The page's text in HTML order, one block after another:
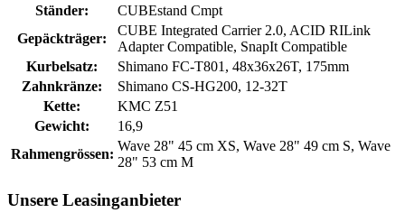
Ständer:
CUBEstand Cmpt
Gepäckträger:
CUBE Integrated Carrier 2.0, ACID RILink
Adapter Compatible, SnapIt Compatible
Kurbelsatz:
Shimano FC-T801, 48x36x26T, 175mm
Zahnkränze:
Shimano CS-HG200, 12-32T
Kette:
KMC Z51
Gewicht:
16,9
Rahmengrössen:
Wave 28" 45 cm XS, Wave 28" 49 cm S, Wave
28" 53 cm M
Unsere Leasinganbieter